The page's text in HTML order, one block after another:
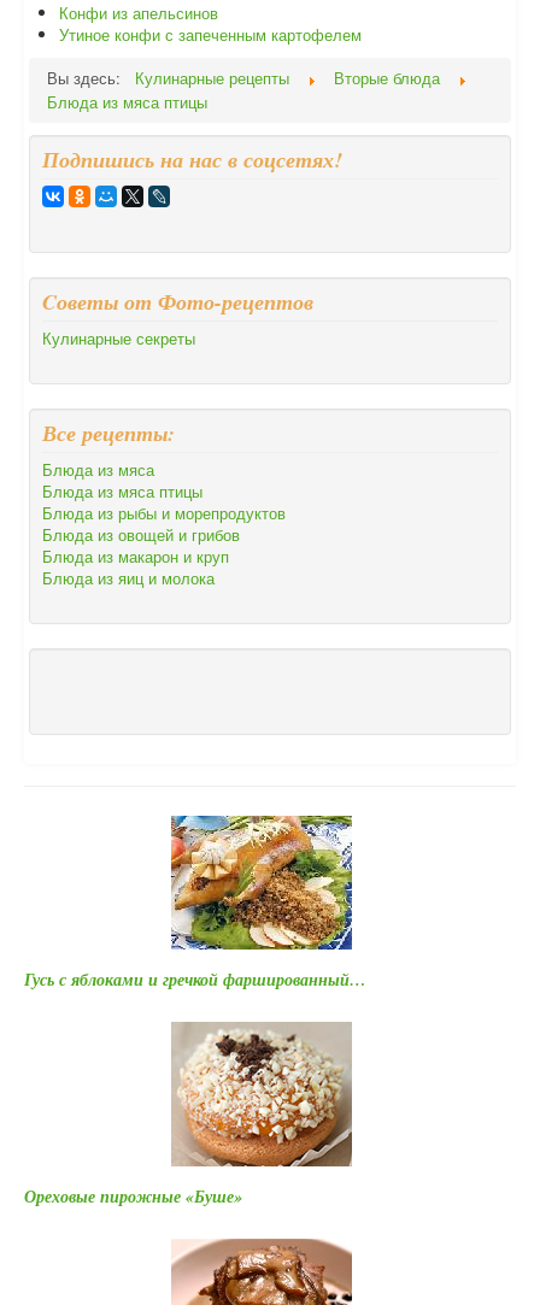
Конфи из апельсинов
Утиное конфи с запеченным картофелем
Вы здесь:
Кулинарные рецепты
Вторые блюда
Блюда из мяса птицы
Подпишись на нас в соцсетях!
Cоветы от Фото-рецептов
Кулинарные секреты
Все рецепты:
Блюда из мяса
Блюда из мяса птицы
Блюда из рыбы и морепродуктов
Блюда из овощей и грибов
Блюда из макарон и круп
Блюда из яиц и молока
Гусь с яблоками и гречкой фаршированный…
Ореховые пирожные «Буше»